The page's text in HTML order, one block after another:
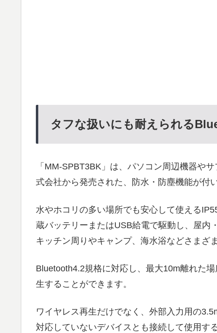
タフな扱いにも耐えられる
「MM-SPBT3BK」は、パソコン周辺機器や
式会社から発売された、防水・防塵機能が付
水やホコリの多い場所でも安心して使える
蔵バッテリーまたはUSB給電で駆動し、屋内
キッチン周りやキャンプ、海水浴などさまざ
Bluetooth4.2規格に対応し、最大10m離れた
生することができます。
ワイヤレス再生だけでなく、外部入力用の
対応していないデバイスとも接続して使用す